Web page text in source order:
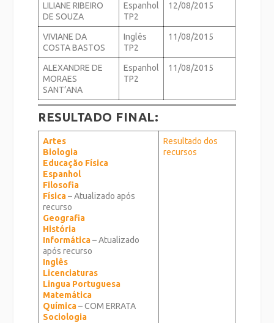
LILIANE RIBEIRO
DE SOUZA
Espanhol
TP2
12/08/2015
VIVIANE DA
COSTA BASTOS
Inglês
TP2
11/08/2015
ALEXANDRE DE
MORAES
SANT’ANA
Espanhol
TP2
11/08/2015
RESULTADO FINAL:
Artes
Biologia
Educação Física
Espanhol
Filosofia
Física– Atualizado após
recurso
Geografia
História
Informática– Atualizado
após recurso
Inglês
Licenciaturas
Lingua Portuguesa
Matemática
Química– COM ERRATA
Sociologia
Resultado dos
recursos